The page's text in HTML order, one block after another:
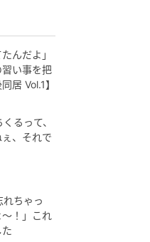
んだよ」
い事を把
居 Vol.1】
るって、
、それで
ちゃっ
！」これ